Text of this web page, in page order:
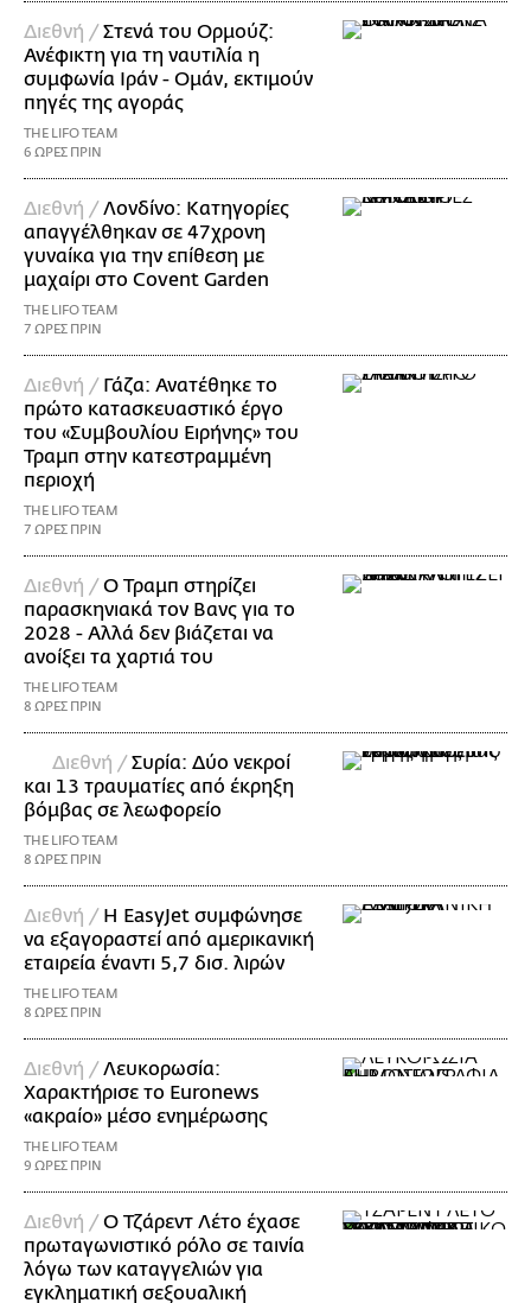
Διεθνή /Στενά του Ορμούζ:
Ανέφικτη για τη ναυτιλία η
συμφωνία Ιράν - Ομάν, εκτιμούν
πηγές της αγοράς
THE LIFO TEAM
6 ΩΡΕΣ ΠΡΙΝ
Διεθνή /Λονδίνο: Κατηγορίες
απαγγέλθηκαν σε 47χρονη
γυναίκα για την επίθεση με
μαχαίρι στο Covent Garden
THE LIFO TEAM
7 ΩΡΕΣ ΠΡΙΝ
Διεθνή / Γάζα: Ανατέθηκε το
πρώτο κατασκευαστικό έργο
του «Συμβουλίου Ειρήνης» του
Τραμπ στην κατεστραμμένη
περιοχή
THE LIFO TEAM
7 ΩΡΕΣ ΠΡΙΝ
Διεθνή /Ο Τραμπ στηρίζει
παρασκηνιακά τον Βανς για το
2028 - Αλλά δεν βιάζεται να
ανοίξει τα χαρτιά του
THE LIFO TEAM
8 ΩΡΕΣ ΠΡΙΝ
Διεθνή /Συρία: Δύο νεκροί
και 13 τραυματίες από έκρηξη
βόμβας σε λεωφορείο
THE LIFO TEAM
8 ΩΡΕΣ ΠΡΙΝ
Διεθνή / Η EasyJet συμφώνησε
να εξαγοραστεί από αμερικανική
εταιρεία έναντι 5,7 δισ. λιρών
THE LIFO TEAM
8 ΩΡΕΣ ΠΡΙΝ
Διεθνή /Λευκορωσία:
Χαρακτήρισε το Euronews
«ακραίο» μέσο ενημέρωσης
THE LIFO TEAM
9 ΩΡΕΣ ΠΡΙΝ
Διεθνή /Ο Τζάρεντ Λέτο έχασε
πρωταγωνιστικό ρόλο σε ταινία
λόγω των καταγγελιών για
εγκληματική σεξουαλική